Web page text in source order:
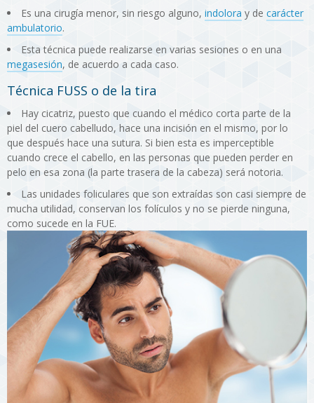
Es una cirugía menor, sin riesgo alguno, indolora y de carácter
ambulatorio.
Esta técnica puede realizarse en varias sesiones o en una
megasesión, de acuerdo a cada caso.
Técnica FUSS o de la tira
Hay cicatriz, puesto que cuando el médico corta parte de la
piel del cuero cabelludo, hace una incisión en el mismo, por lo
que después hace una sutura. Si bien esta es imperceptible
cuando crece el cabello, en las personas que pueden perder en
pelo en esa zona (la parte trasera de la cabeza) será notoria.
Las unidades foliculares que son extraídas son casi siempre de
mucha utilidad, conservan los folículos y no se pierde ninguna,
como sucede en la FUE.